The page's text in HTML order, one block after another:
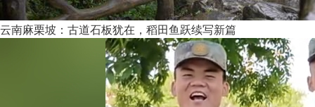
云南麻栗坡：古道石板犹在，稻田鱼跃续写新篇